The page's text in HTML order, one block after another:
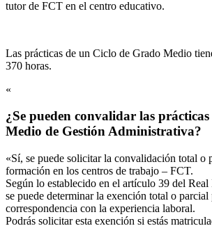
tutor de FCT en el centro educativo.
Las prácticas de un Ciclo de Grado Medio
370 horas.
«
¿Se pueden convalidar las
Medio de Gestión Administrativa?
«Sí, se puede solicitar la convalidación total o
formación en los centros de trabajo – FCT.
Según lo establecido en el artículo 39 del
se puede determinar la exención total o parcial
correspondencia con la experiencia laboral.
Podrás solicitar esta exención si estás